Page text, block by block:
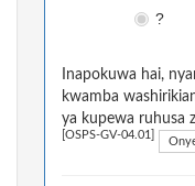
?
Inapokuwa hai,
kwamba
ya kupewa ruhusa
[OSPS-GV-04.01]